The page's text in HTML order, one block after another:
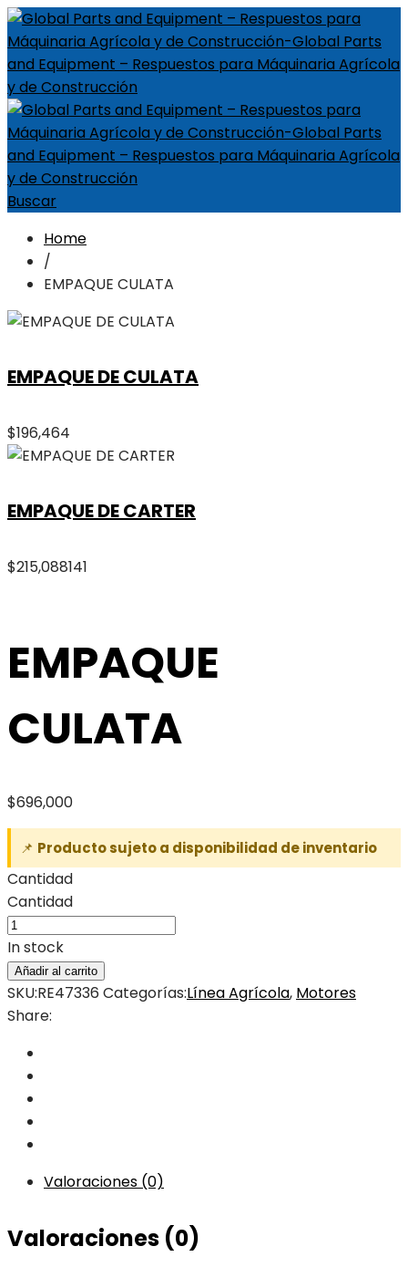
Buscar
Home
/
EMPAQUE CULATA
EMPAQUE DE CULATA
$196,464
EMPAQUE DE CARTER
$215,088141
EMPAQUE
CULATA
$696,000
📌 Producto sujeto a disponibilidad de inventario
Cantidad
Cantidad
In stock
Añadir al carrito
SKU:RE47336 Categorías:Línea Agrícola, Motores
Share:
Valoraciones (0)
Valoraciones (0)